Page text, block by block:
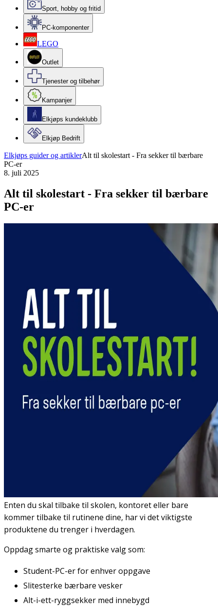
Sport, hobby og fritid
PC-komponenter
LEGO
Outlet
Tjenester og tilbehør
Kampanjer
Elkjøps kundeklubb
Elkjøp Bedrift
Elkjøps guider og artiklerAlt til skolestart - Fra sekker til bærbare
PC-er
8. juli 2025
Alt til skolestart - Fra sekker til bærbare
PC-er
Enten du skal tilbake til skolen, kontoret eller bare
kommer tilbake til rutinene dine, har vi det viktigste
produktene du trenger i hverdagen.
Oppdag smarte og praktiske valg som:
Student-PC-er for enhver oppgave
Slitesterke bærbare vesker
Alt-i-ett-ryggsekker med innebygd